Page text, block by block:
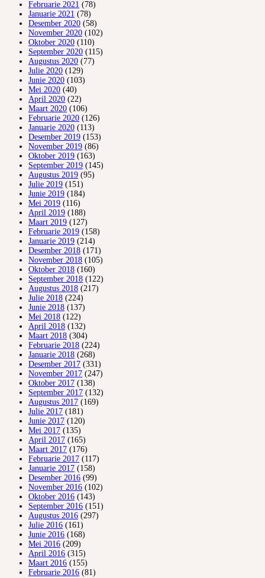
Februarie 2021 (78)
Januarie 2021 (78)
Desember 2020 (58)
November 2020 (102)
Oktober 2020 (110)
September 2020 (115)
Augustus 2020 (77)
Julie 2020 (129)
Junie 2020 (103)
Mei 2020 (40)
April 2020 (22)
Maart 2020 (106)
Februarie 2020 (126)
Januarie 2020 (113)
Desember 2019 (153)
November 2019 (86)
Oktober 2019 (163)
September 2019 (145)
Augustus 2019 (95)
Julie 2019 (151)
Junie 2019 (184)
Mei 2019 (116)
April 2019 (188)
Maart 2019 (127)
Februarie 2019 (158)
Januarie 2019 (214)
Desember 2018 (171)
November 2018 (105)
Oktober 2018 (160)
September 2018 (122)
Augustus 2018 (217)
Julie 2018 (224)
Junie 2018 (137)
Mei 2018 (122)
April 2018 (132)
Maart 2018 (304)
Februarie 2018 (224)
Januarie 2018 (268)
Desember 2017 (331)
November 2017 (247)
Oktober 2017 (138)
September 2017 (132)
Augustus 2017 (169)
Julie 2017 (181)
Junie 2017 (120)
Mei 2017 (135)
April 2017 (165)
Maart 2017 (176)
Februarie 2017 (117)
Januarie 2017 (158)
Desember 2016 (99)
November 2016 (102)
Oktober 2016 (143)
September 2016 (151)
Augustus 2016 (297)
Julie 2016 (161)
Junie 2016 (168)
Mei 2016 (209)
April 2016 (315)
Maart 2016 (155)
Februarie 2016 (81)